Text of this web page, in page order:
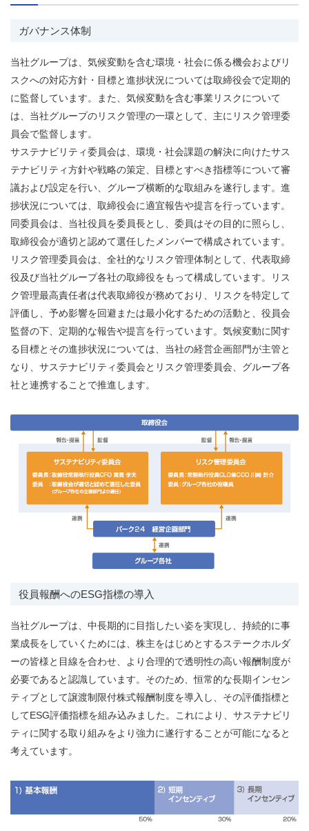
ガバナンス体制
当社グループは、気候変動を含む環境・社会に係る機会およびリ
スクへの対応方針・目標と進捗状況については取締役会で定期的
に監督しています。また、気候変動を含む事業リスクについて
は、当社グループのリスク管理の一環として、主にリスク管理委
員会で監督します。
サステナビリティ委員会は、環境・社会課題の解決に向けたサス
テナビリティ方針や戦略の策定、目標とすべき指標等について審
議および設定を行い、グループ横断的な取組みを遂行します。進
捗状況については、取締役会に適宜報告や提言を行っています。
同委員会は、当社役員を委員長とし、委員はその目的に照らし、
取締役会が適切と認めて選任したメンバーで構成されています。
リスク管理委員会は、全社的なリスク管理体制として、代表取締
役及び当社グループ各社の取締役をもって構成しています。リス
ク管理最高責任者は代表取締役が務めており、リスクを特定して
評価し、予め影響を回避または最小化するための活動と、役員会
監督の下、定期的な報告や提言を行っています。気候変動に関す
る目標とその進捗状況については、当社の経営企画部門が主管と
なり、サステナビリティ委員会とリスク管理委員会、グループ各
社と連携することで推進します。
役員報酬へのESG指標の導入
当社グループは、中長期的に目指したい姿を実現し、持続的に事
業成長をしていくためには、株主をはじめとするステークホルダ
ーの皆様と目線を合わせ、より合理的で透明性の高い報酬制度が
必要であると認識しています。そのため、恒常的な長期インセン
ティブとして譲渡制限付株式報酬制度を導入し、その評価指標と
してESG評価指標を組み込みました。これにより、サステナビリ
ティに関する取り組みをより強力に遂行することが可能になると
考えています。